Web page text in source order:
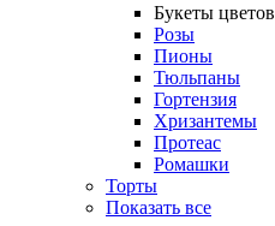
Букеты цветов
Розы
Пионы
Тюльпаны
Гортензия
Хризантемы
Протеас
Ромашки
Торты
Показать все